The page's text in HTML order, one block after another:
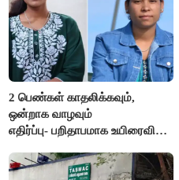
2 பெண்கள் காதலிக்கவும்,
ஒன்றாக வாழவும்
எதிர்ப்பு- பறிதாபமாக உயிரைவிட்ட